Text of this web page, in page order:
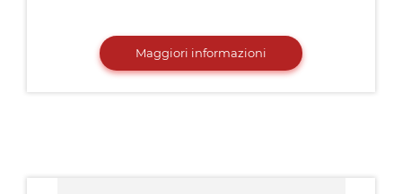
Maggiori informazioni